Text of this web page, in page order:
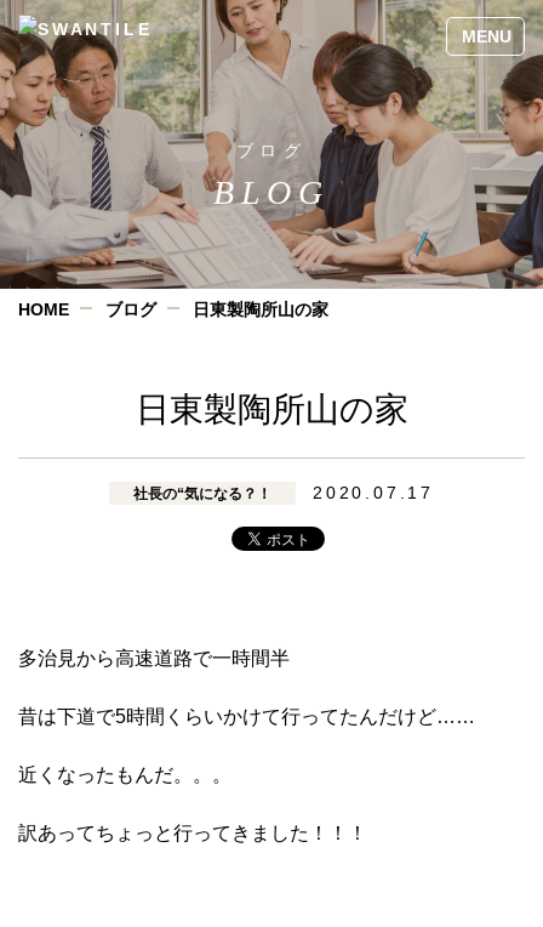
ブログ
BLOG
HOME ブログ 日東製陶所山の家
日東製陶所山の家
社長の“気になる？！ 2020.07.17
多治見から高速道路で一時間半
昔は下道で5時間くらいかけて行ってたんだけど……
近くなったもんだ。。。
訳あってちょっと行ってきました！！！